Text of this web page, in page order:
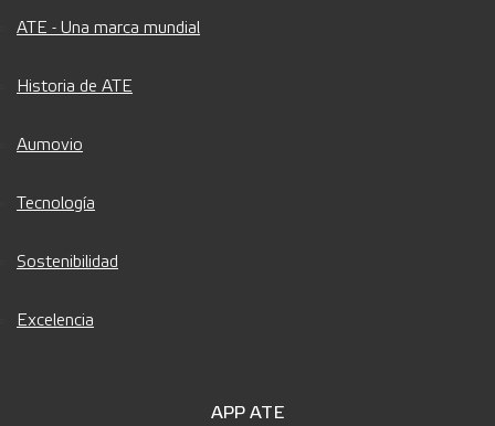
ATE - Una marca mundial
Historia de ATE
Aumovio
Tecnología
Sostenibilidad
Excelencia
APP ATE